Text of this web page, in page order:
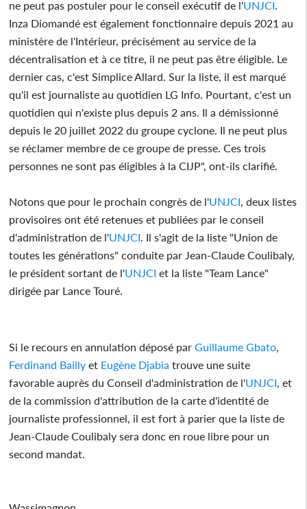
ne peut pas postuler pour le conseil exécutif de l'UNJCI
Inza Diomandé est également fonctionnaire depuis 2021 au
ministère de l'Intérieur, précisément au service de la
décentralisation et à ce titre, il ne peut pas être éligible. Le
dernier cas, c'est Simplice Allard. Sur la liste, il est marqué
qu'il est journaliste au quotidien LG Info. Pourtant, c'est un
quotidien qui n'existe plus depuis 2 ans. Il a démissionné
depuis le 20 juillet 2022 du groupe cyclone. Il ne peut plus
se réclamer membre de ce groupe de presse. Ces trois
personnes ne sont pas éligibles à la CIJP", ont-ils clarifié.
Notons que pour le prochain congrès de l'UNJCI , deux listes
provisoires ont été retenues et publiées par le conseil
d'administration de l'UNJCI . Il s'agit de la liste "Union de
toutes les générations" conduite par Jean-Claude Coulibaly,
le président sortant de l'UNJCI et la liste "Team Lance"
dirigée par Lance Touré.
Si le recours en annulation déposé parGuillaume Gbato
Ferdinand Bailly et Eugène Djabia trouve une suite
favorable auprès du Conseil d'administration de l'UNJCI , et
de la commission d'attribution de la carte d'identité de
journaliste professionnel, il est fort à parier que la liste de
Jean-Claude Coulibaly sera donc en roue libre pour un
second mandat.